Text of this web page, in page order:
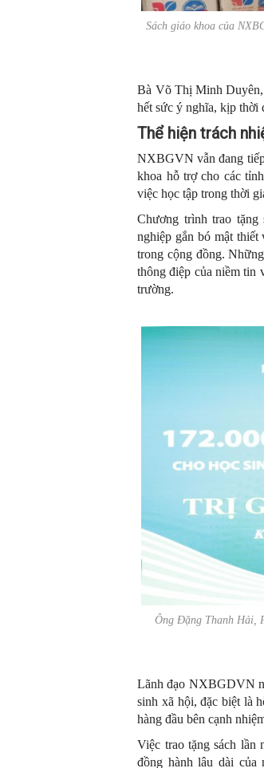
Sách giáo khoa của
Bà Võ Thị Minh
hết sức ý nghĩa, kịp thời
Thể hiện trách
NXBGVN vẫn đang tiếp
khoa hỗ trợ cho các
việc học tập trong thời
Chương trình trao tặng
nghiệp gắn bó mật
trong cộng đồng.
thông điệp của niềm tin
trường.
Ông Đặng Thanh Hải,
Lãnh đạo NXBGDVN
sinh xã hội, đặc biệt là
hàng đầu bên cạnh
Việc trao tặng sách lần
đồng hành lâu dài